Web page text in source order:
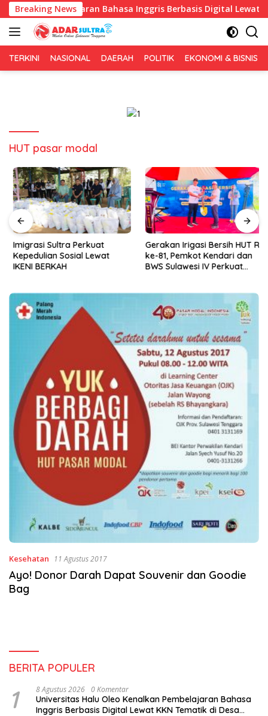
Langsung
ke
konten
Breaking News
Pembelajaran Bahasa Inggris Berbasis Digital Lewat KKN
TERKINI NASIONAL DAERAH POLITIK EKONOMI & BISNIS
HUT pasar modal
Imigrasi Sultra Perkuat
Kepedulian Sosial Lewat
IKENI BERKAH
Gerakan Irigasi Bersih HUT RI
ke-81, Pemkot Kendari dan
BWS Sulawesi IV Perkuat
Kesehatan 11 Agustus 2017
Ayo! Donor Darah Dapat Souvenir dan Goodie
Bag
BERITA POPULER
1 8 Agustus 2026 0 Komentar
Universitas Halu Oleo Kenalkan Pembelajaran Bahasa
Inggris Berbasis Digital Lewat KKN Tematik di Desa